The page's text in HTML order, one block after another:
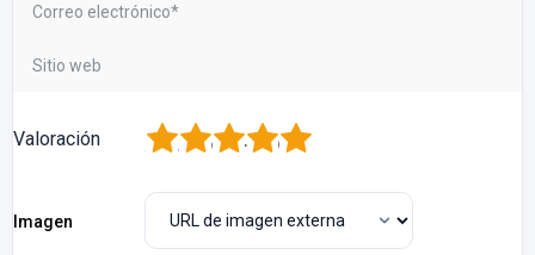
Valoración 5
4
3
2
Imagen